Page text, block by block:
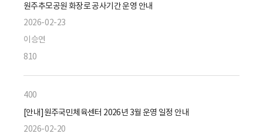
원주추모공원 화장로 공사기간 운영 안내
2026-02-23
이승연
810
400
[안내]원주국민체육센터 2026년 3월 운영 일정 안내
2026-02-20